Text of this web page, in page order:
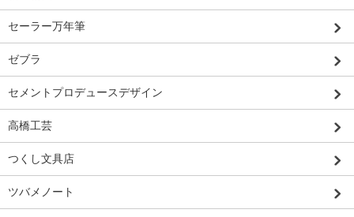
セーラー万年筆
ゼブラ
セメントプロデュースデザイン
高橋工芸
つくし文具店
ツバメノート